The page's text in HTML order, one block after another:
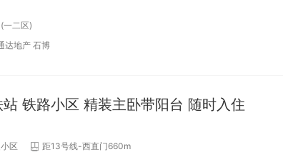
一二区)
达地产 石博
铁路小区 精装主卧带阳台 随时入住
区
距13号线-西直门660m